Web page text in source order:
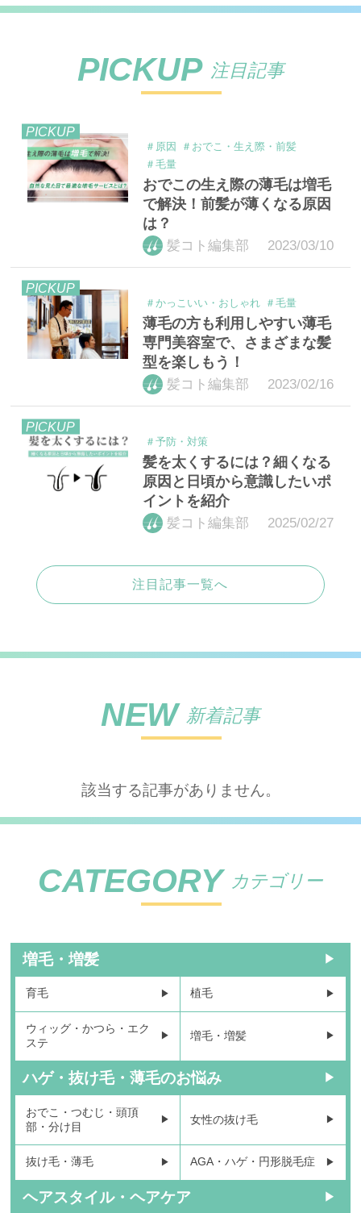
PICKUP 注目記事
PICKUP
＃原因
＃おでこ・生え際・前髪
＃毛量
おでこの生え際の薄毛は増毛
で解決！前髪が薄くなる原因
は？
髪コト編集部
2023/03/10
PICKUP
＃かっこいい・おしゃれ ＃毛量
薄毛の方も利用しやすい薄毛
専門美容室で、さまざまな髪
型を楽しもう！
髪コト編集部
2023/02/16
PICKUP
＃予防・対策
髪を太くするには？細くなる
原因と日頃から意識したいポ
イントを紹介
髪コト編集部
2025/02/27
注目記事一覧へ
NEW 新着記事
該当する記事がありません。
CATEGORY カテゴリー
増毛・増髪
育毛 植毛
ウィッグ・かつら・エク
ステ
増毛・増髪
ハゲ・抜け毛・薄毛のお悩み
おでこ・つむじ・頭頂
部・分け目
女性の抜け毛
抜け毛・薄毛 AGA・ハゲ・円形脱毛症
ヘアスタイル・ヘアケア